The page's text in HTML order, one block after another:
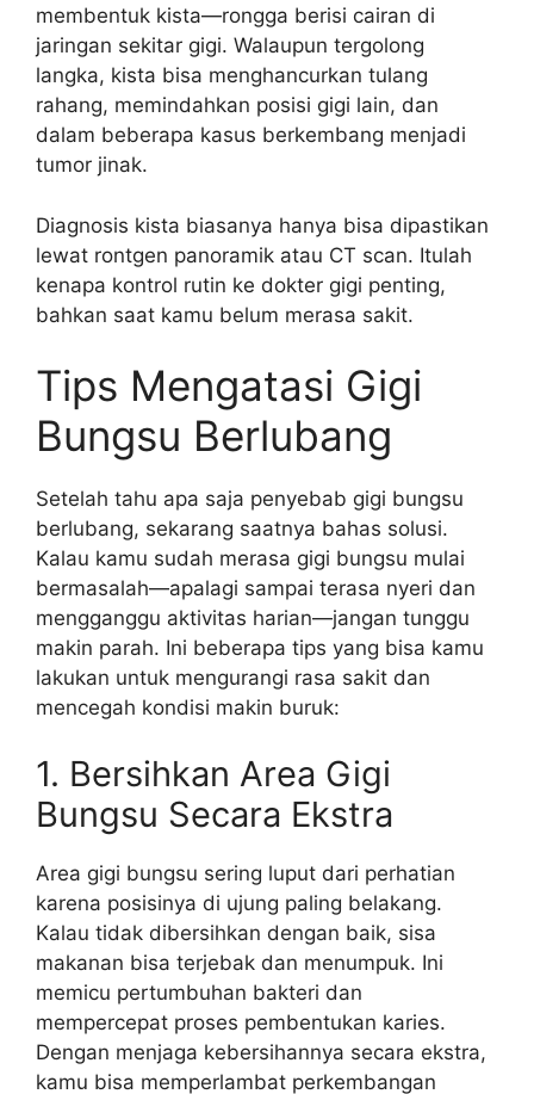
membentuk kista—rongga berisi cairan di
jaringan sekitar gigi. Walaupun tergolong
langka, kista bisa menghancurkan tulang
rahang, memindahkan posisi gigi lain, dan
dalam beberapa kasus berkembang menjadi
tumor jinak.
Diagnosis kista biasanya hanya bisa dipastikan
lewat rontgen panoramik atau CT scan. Itulah
kenapa kontrol rutin ke dokter gigi penting,
bahkan saat kamu belum merasa sakit.
Tips Mengatasi Gigi
Bungsu Berlubang
Setelah tahu apa saja penyebab gigi bungsu
berlubang, sekarang saatnya bahas solusi.
Kalau kamu sudah merasa gigi bungsu mulai
bermasalah—apalagi sampai terasa nyeri dan
mengganggu aktivitas harian—jangan tunggu
makin parah. Ini beberapa tips yang bisa kamu
lakukan untuk mengurangi rasa sakit dan
mencegah kondisi makin buruk:
1. Bersihkan Area Gigi
Bungsu Secara Ekstra
Area gigi bungsu sering luput dari perhatian
karena posisinya di ujung paling belakang.
Kalau tidak dibersihkan dengan baik, sisa
makanan bisa terjebak dan menumpuk. Ini
memicu pertumbuhan bakteri dan
mempercepat proses pembentukan karies.
Dengan menjaga kebersihannya secara ekstra,
kamu bisa memperlambat perkembangan